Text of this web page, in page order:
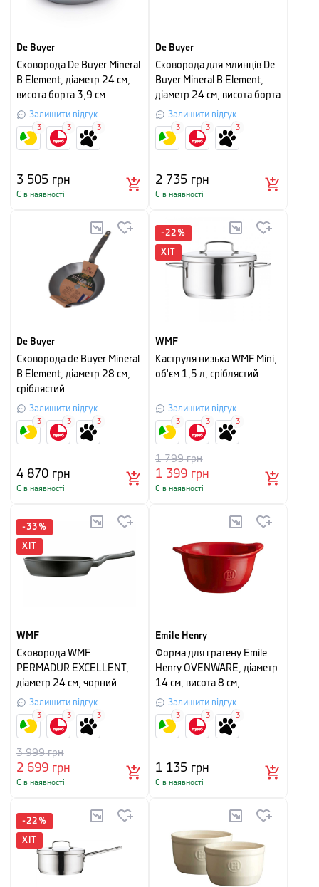
De Buyer
Сковорода De Buyer Mineral
B Element, діаметр 24 см,
висота борта 3,9 см
Залишити відгук
3 505 грн
Є в наявності
3 3 3
De Buyer
Сковорода для млинців De
Buyer Mineral B Element,
діаметр 24 см, висота борта
1,45 см
Залишити відгук
2 735 грн
Є в наявності
3 3 3
De Buyer
Сковорода de Buyer Mineral
B Element, діаметр 28 см,
сріблястий
Залишити відгук
4 870 грн
Є в наявності
3 3 3
-22 %
ХІТ
WMF
Каструля низька WMF Mini,
об'єм 1,5 л, сріблястий
Залишити відгук
1 399 грн
1 799грн
Є в наявності
3 3 3
-33 %
ХІТ
WMF
Сковорода WMF
PERMADUR EXCELLENT,
діаметр 24 см, чорний
Залишити відгук
2 699 грн
3 999грн
Є в наявності
3 3 3
Emile Henry
Форма для гратену Emile
Henry OVENWARE, діаметр
14 см, висота 8 см,
червоний
Залишити відгук
1 135 грн
Є в наявності
3 3 3
-22 %
ХІТ